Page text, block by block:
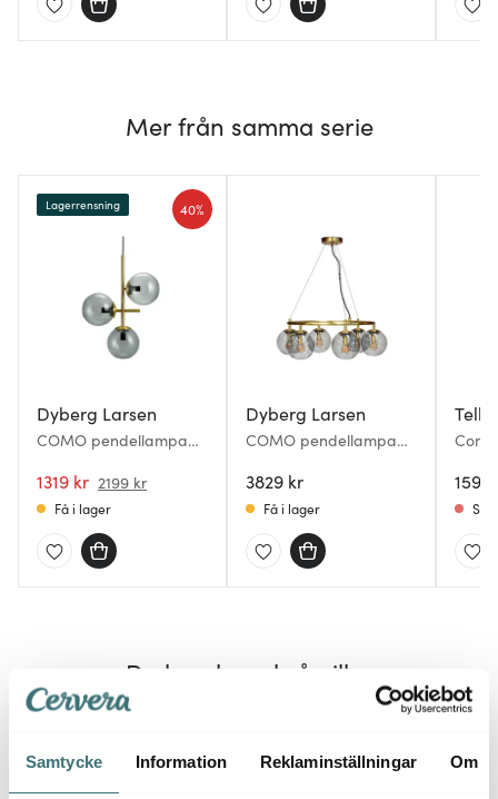
Samtycke Information Reklaminställningar Om
Mer från samma serie
Dyberg Larsen
COMO pendellampa
1319 kr 2199 kr
40%
Lagerrensning
Få i lager
Dyberg Larsen
COMO pendellampa
3829 kr
Få i lager
Tell
159
Du kanske också gillar
32%